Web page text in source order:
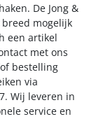
De Jong &
breed mogelijk
een artikel
met ons
bestelling
via
Wij leveren in
service en